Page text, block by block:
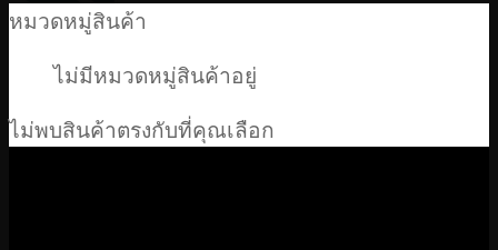
หมวดหมู่สินค้า
ไม่มีหมวดหมู่สินค้าอยู่
ไม่พบสินค้าตรงกับที่คุณเลือก